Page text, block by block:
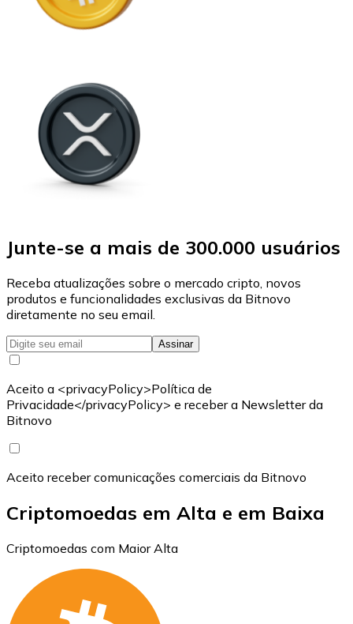
Junte-se a mais de 300.000 usuários
Receba atualizações sobre o mercado cripto, novos
produtos e funcionalidades exclusivas da Bitnovo
diretamente no seu email.
Assinar
Aceito a <privacyPolicy>Política de
Privacidade</privacyPolicy> e receber a Newsletter da
Bitnovo
Aceito receber comunicações comerciais da Bitnovo
Criptomoedas em Alta e em Baixa
Criptomoedas com Maior Alta